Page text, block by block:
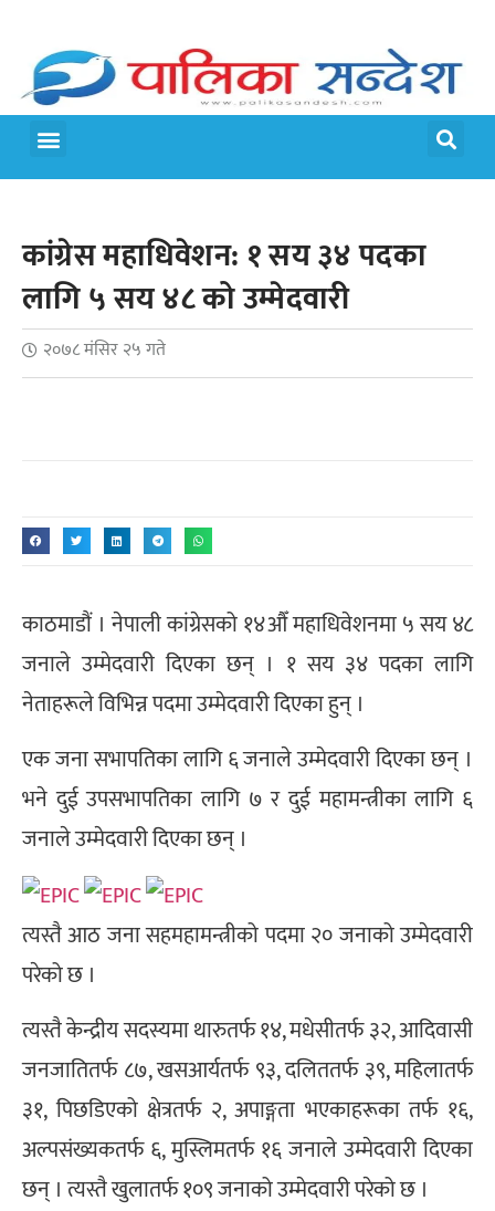
कांग्रेस महाधिवेशन: १ सय ३४ पदका
लागि ५ सय ४८ को उम्मेदवारी
२०७८ मंसिर २५ गते
काठमाडौं । नेपाली कांग्रेसको १४औँ महाधिवेशनमा ५ सय ४८
जनाले उम्मेदवारी दिएका छन् । १ सय ३४ पदका लागि
नेताहरूले विभिन्न पदमा उम्मेदवारी दिएका हुन् ।
एक जना सभापतिका लागि ६ जनाले उम्मेदवारी दिएका छन् ।
भने दुई उपसभापतिका लागि ७ र दुई महामन्त्रीका लागि ६
जनाले उम्मेदवारी दिएका छन् ।
त्यस्तै आठ जना सहमहामन्त्रीको पदमा २० जनाको उम्मेदवारी
परेको छ ।
त्यस्तै केन्द्रीय सदस्यमा थारुतर्फ १४, मधेसीतर्फ ३२, आदिवासी
जनजातितर्फ ८७, खसआर्यतर्फ ९३, दलिततर्फ ३९, महिलातर्फ
३१, पिछडिएको क्षेत्रतर्फ २, अपाङ्गता भएकाहरूका तर्फ १६,
अल्पसंख्यकतर्फ ६, मुस्लिमतर्फ १६ जनाले उम्मेदवारी दिएका
छन् । त्यस्तै खुलातर्फ १०९ जनाको उम्मेदवारी परेको छ ।